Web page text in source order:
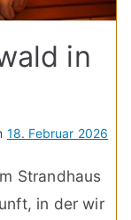
in
18. Februar 2026
Strandhaus
in der wir